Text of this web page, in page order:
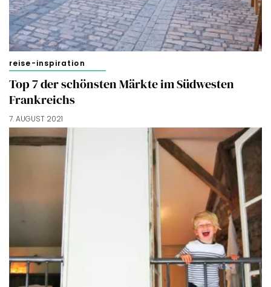
Merci!
reise-inspiration
Top 7 der schönsten Märkte im Südwesten
Frankreichs
7. AUGUST 2021